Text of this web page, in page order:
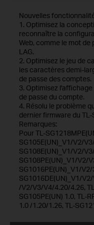
Nouvelles
1. Optimisez la
reconnaître la
Web, comme le mot
LAG.
2. Optimisez le jeu de
les caractères demi-
de passe des comptes.
3. Optimisez
de passe du compte.
4. Résolu le problème
dernier firmware du TL-
Remarques:
Pour TL-
SG105E(UN)_V1/V2/
SG108E(UN)_V1/V2/
SG108PE(UN)_V1/V2/
SG1016PE(UN)_V1/
SG1016DE(UN)_V1/
/V2/V3/V4/4.20/4.26,
SG105PE(UN) 1.0, TL-
1.0 /1.20/1.26, TL-